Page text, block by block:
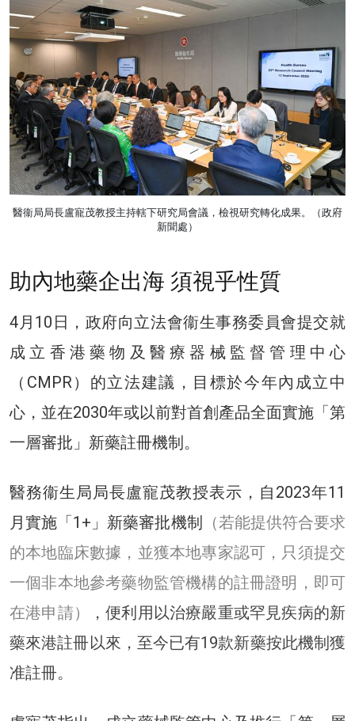
醫衞局局長盧寵茂教授主持轄下研究局會議，檢視研究轉化成果。（政府
新聞處）
助內地藥企出海 須視乎性質
4月10日，政府向立法會衞生事務委員會提交就
成立香港藥物及醫療器械監督管理中心
（CMPR）的立法建議，目標於今年內成立中
心，並在2030年或以前對首創產品全面實施「第
一層審批」新藥註冊機制。
醫務衞生局局長盧寵茂教授表示，自2023年11
月實施「1+」新藥審批機制
（若能提供符合要求
的本地臨床數據，並獲本地專家認可，只須提交
一個非本地參考藥物監管機構的註冊證明，即可
在港申請）
，便利用以治療嚴重或罕見疾病的新
藥來港註冊以來，至今已有19款新藥按此機制獲
准註冊。